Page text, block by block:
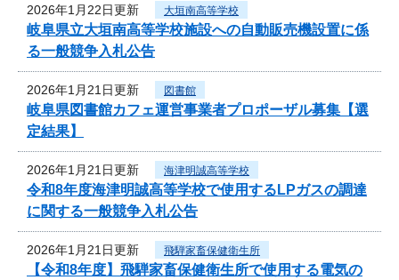
2026年1月22日更新 大垣南高等学校
岐阜県立大垣南高等学校施設への自動販売機設置に係
る一般競争入札公告
2026年1月21日更新 図書館
岐阜県図書館カフェ運営事業者プロポーザル募集【選
定結果】
2026年1月21日更新 海津明誠高等学校
令和8年度海津明誠高等学校で使用するLPガスの調達
に関する一般競争入札公告
2026年1月21日更新 飛騨家畜保健衛生所
【令和8年度】飛騨家畜保健衛生所で使用する電気の